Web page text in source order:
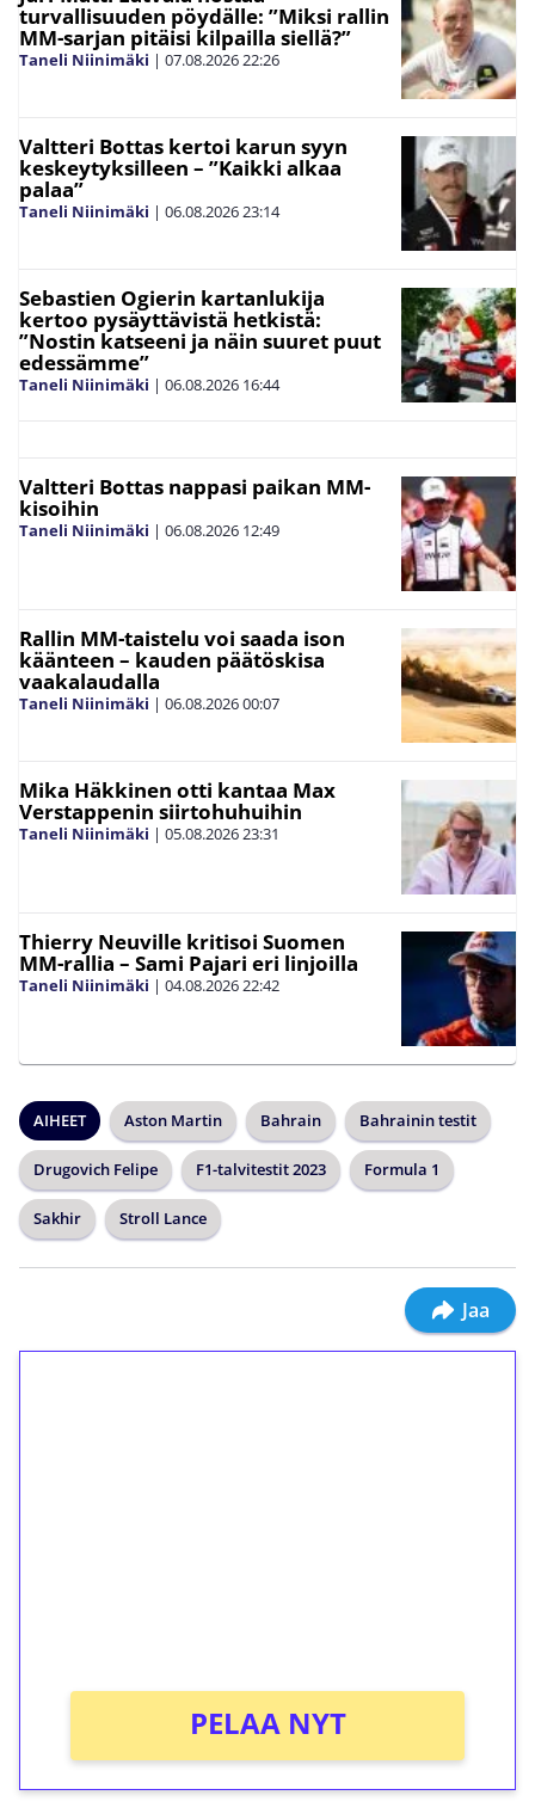
turvallisuuden pöydälle: ”Miksi rallin
MM-sarjan pitäisi kilpailla siellä?”
Taneli Niinimäki | 07.08.202622:26
Valtteri Bottas kertoi karun syyn
keskeytyksilleen – ”Kaikki alkaa
palaa”
Taneli Niinimäki | 06.08.202623:14
Sebastien Ogierin kartanlukija
kertoo pysäyttävistä hetkistä:
”Nostin katseeni ja näin suuret puut
edessämme”
Taneli Niinimäki | 06.08.2026 16:44
Valtteri Bottas nappasi paikan MM-
kisoihin
Taneli Niinimäki | 06.08.2026 12:49
Rallin MM-taistelu voi saada ison
käänteen – kauden päätöskisa
vaakalaudalla
Taneli Niinimäki | 06.08.202600:07
Mika Häkkinen otti kantaa Max
Verstappenin siirtohuhuihin
Taneli Niinimäki | 05.08.202623:31
Thierry Neuville kritisoi Suomen
MM-rallia – Sami Pajari eri linjoilla
Taneli Niinimäki | 04.08.202622:42
AIHEET Aston Martin Bahrain Bahrainin testit
Drugovich Felipe F1-talvitestit 2023 Formula 1
Sakhir Stroll Lance
Jaa
PELAA NYT